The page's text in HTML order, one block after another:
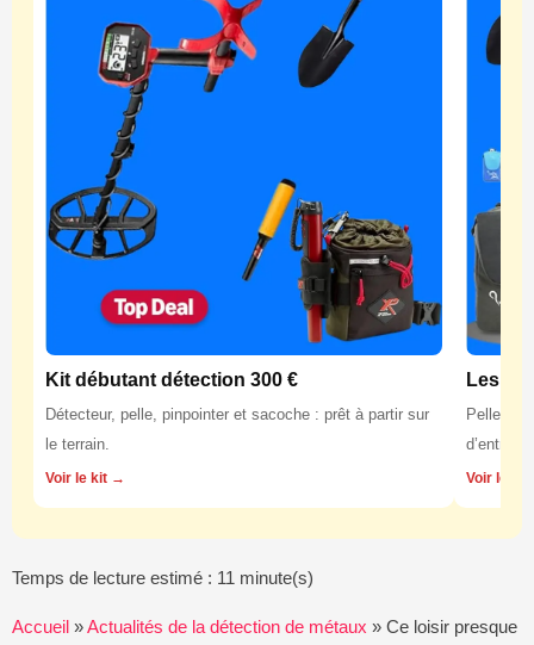
Kit débutant détection 300 €
Détecteur, pelle, pinpointer et sacoche : prêt à partir sur
le terrain.
Voir le kit →
Les
Pelles,
Voir les
Temps de lecture estimé : 11 minute(s)
Accueil »Actualités de la détection de métaux » Ce loisir presque